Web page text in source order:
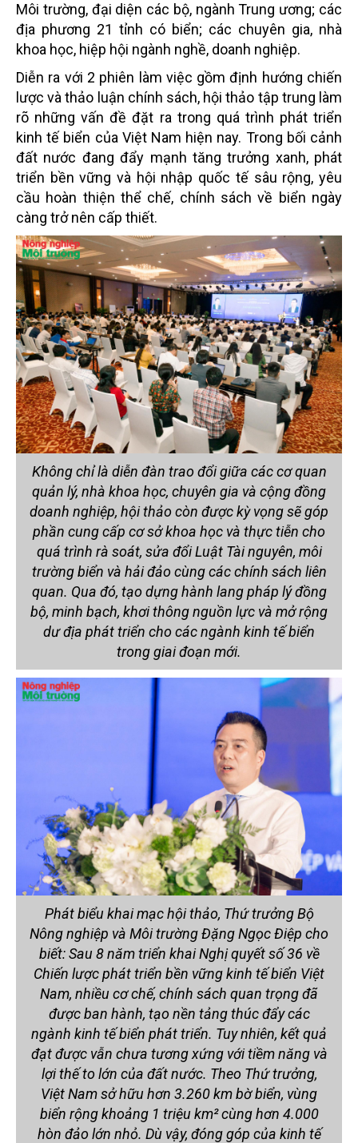
Môi trường, đại diện các bộ, ngành Trung ương; các
địa phương 21 tỉnh có biển; các chuyên gia, nhà
khoa học, hiệp hội ngành nghề, doanh nghiệp.
Diễn ra với 2 phiên làm việc gồm định hướng chiến
lược và thảo luận chính sách, hội thảo tập trung làm
rõ những vấn đề đặt ra trong quá trình phát triển
kinh tế biển của Việt Nam hiện nay. Trong bối cảnh
đất nước đang đẩy mạnh tăng trưởng xanh, phát
triển bền vững và hội nhập quốc tế sâu rộng, yêu
cầu hoàn thiện thể chế, chính sách về biển ngày
càng trở nên cấp thiết.
Không chỉ là diễn đàn trao đổi giữa các cơ quan
quản lý, nhà khoa học, chuyên gia và cộng đồng
doanh nghiệp, hội thảo còn được kỳ vọng sẽ góp
phần cung cấp cơ sở khoa học và thực tiễn cho
quá trình rà soát, sửa đổi Luật Tài nguyên, môi
trường biển và hải đảo cùng các chính sách liên
quan. Qua đó, tạo dựng hành lang pháp lý đồng
bộ, minh bạch, khơi thông nguồn lực và mở rộng
dư địa phát triển cho các ngành kinh tế biển
trong giai đoạn mới.
Phát biểu khai mạc hội thảo, Thứ trưởng Bộ
Nông nghiệp và Môi trường Đặng Ngọc Điệp cho
biết: Sau 8 năm triển khai Nghị quyết số 36 về
Chiến lược phát triển bền vững kinh tế biển Việt
Nam, nhiều cơ chế, chính sách quan trọng đã
được ban hành, tạo nền tảng thúc đẩy các
ngành kinh tế biển phát triển. Tuy nhiên, kết quả
đạt được vẫn chưa tương xứng với tiềm năng và
lợi thế to lớn của đất nước. Theo Thứ trưởng,
Việt Nam sở hữu hơn 3.260 km bờ biển, vùng
biển rộng khoảng 1 triệu km² cùng hơn 4.000
hòn đảo lớn nhỏ. Dù vậy, đóng góp của kinh tế